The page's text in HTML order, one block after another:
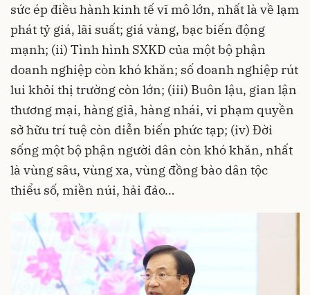
sức ép điều hành kinh tế vĩ mô lớn, nhất là về lạm
phát tỷ giá, lãi suất; giá vàng, bạc biến động
mạnh; (ii) Tình hình SXKD của một bộ phận
doanh nghiệp còn khó khăn; số doanh nghiệp rút
lui khỏi thị trường còn lớn; (iii) Buôn lậu, gian lận
thương mại, hàng giả, hàng nhái, vi phạm quyền
sở hữu trí tuệ còn diễn biến phức tạp; (iv) Đời
sống một bộ phận người dân còn khó khăn, nhất
là vùng sâu, vùng xa, vùng đồng bào dân tộc
thiểu số, miền núi, hải đảo…